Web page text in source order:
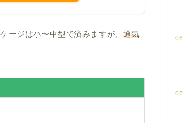
ージは小〜中型で済みますが、通気